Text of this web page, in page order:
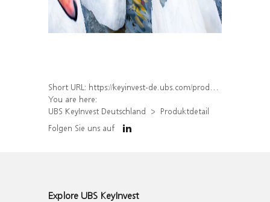
Short URL: https://keyinvest-de.ubs.com/produkt/detail/index/isin/CH1319904749
You are here:
UBS KeyInvest Deutschland
Produktdetail
Folgen Sie uns auf
Explore UBS KeyInvest